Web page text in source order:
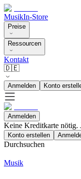
MusikIn-Store
Preise
Ressourcen
Kontakt
🇩🇪
Anmelden Konto
Anmelden
Keine Kreditkarte nötig.
Konto erstellen
Durchsuchen
Musik